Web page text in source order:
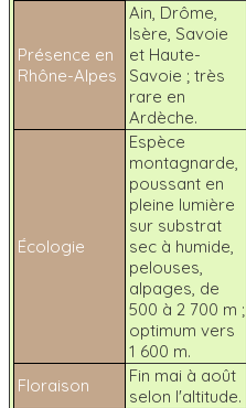
Présence en
Rhône-Alpes
Ain, Drôme,
Isère, Savoie
et Haute-
Savoie ; très
rare en
Ardèche.
Écologie
Espèce
montagnarde,
poussant en
pleine lumière
sur substrat
sec à humide,
pelouses,
alpages, de
500 à 2 700 m ;
optimum vers
1 600 m.
Floraison
Fin mai à août
selon l'altitude.